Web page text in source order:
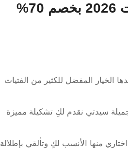
فساتين ستان سمبل تجميعة أشيك موديلات 2026 بخصم 70%
الخيار المفضل للكثير من الفتيات
سيدتي نقدم لكِ تشكيلة مميزة
منها الأنسب لكِ وتألقي بإطلالة